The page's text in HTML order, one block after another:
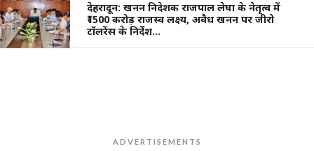
देहरादून: खनन निदेशक राजपाल लेघा के नेतृत्व में
₹1500 करोड़ राजस्व लक्ष्य, अवैध खनन पर जीरो
टॉलरेंस के निर्देश…
ADVERTISEMENTS